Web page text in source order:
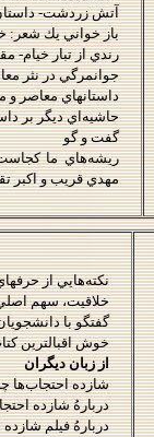
آتش زردشت-
باز خواني يك شعر:
رندي از تبار خيام-
جوانمرگي در نثر
داستانهاي معاصر و
حاشيه‌اي ديگر بر
گفت و گو
ريشه‌‌هاي ما
مهدي قريب و اكبر
نكته‌هايي از
خلاقيت، سهم
گفتگو با
خوش اقبالترين
از زبان ديگران
شازده احتجاب‌ها
دربارهُ شازده
دربارهُ فيلم